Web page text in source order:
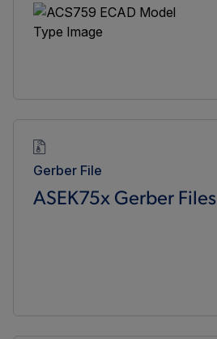
Gerber File
ASEK75x Gerber Files